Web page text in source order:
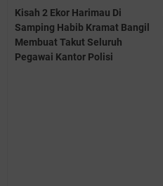
Kisah 2 Ekor Harimau Di
Samping Habib Kramat Bangil
Membuat Takut Seluruh
Pegawai Kantor Polisi